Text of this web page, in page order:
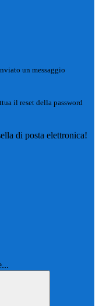
un messaggio
il reset della password
di posta elettronica!